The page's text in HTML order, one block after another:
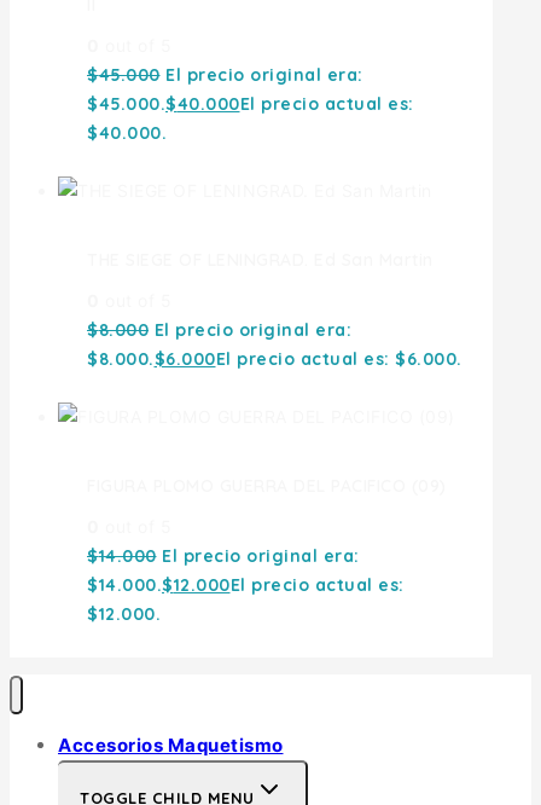
$45.000 El precio original era:
$45.000.$40.000El precio actual es:
$40.000.
$8.000 El precio original era:
$8.000.$6.000El precio actual es: $6.000.
$14.000 El precio original era:
$14.000.$12.000El precio actual es:
$12.000.
Accesorios Maquetismo
TOGGLE CHILD MENU